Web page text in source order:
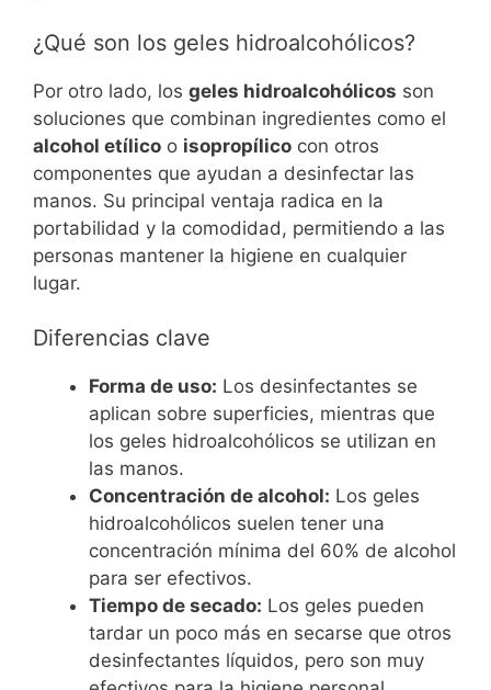
¿Qué son los geles hidroalcohólicos?
Por otro lado, los geles hidroalcohólicos son
soluciones que combinan ingredientes como el
alcohol etílico o isopropílico con otros
componentes que ayudan a desinfectar las
manos. Su principal ventaja radica en la
portabilidad y la comodidad, permitiendo a las
personas mantener la higiene en cualquier
lugar.
Diferencias clave
Forma de uso: Los desinfectantes se
aplican sobre superficies, mientras que
los geles hidroalcohólicos se utilizan en
las manos.
Concentración de alcohol: Los geles
hidroalcohólicos suelen tener una
concentración mínima del 60% de alcohol
para ser efectivos.
Tiempo de secado: Los geles pueden
tardar un poco más en secarse que otros
desinfectantes líquidos, pero son muy